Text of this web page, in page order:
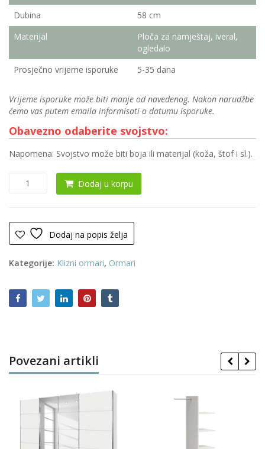
Dubina
58 cm
Materijal
Ploča za namještaj, iveral,
ogledalo
Prosječno vrijeme isporuke
5-35 dana
Vrijeme isporuke može biti manje od navedenog. Nakon narudžbe
ćemo vas putem emaila informisati o datumu isporuke.
Obavezno odaberite svojstvo:
Napomena: Svojstvo može biti boja ili materijal (koža, štof i sl.).
ormar
Dodaj u korpu
Dodaj na popis želja
Kategorije: Klizni ormari, Ormari
Povezani artikli